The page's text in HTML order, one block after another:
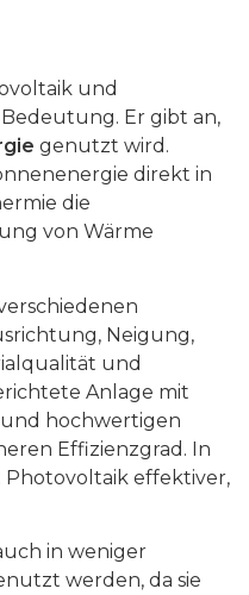
und
Er gibt an,
genutzt wird.
direkt in
die
von Wärme
Neigung,
und
Anlage mit
hochwertigen
Effizienzgrad. In
Photovoltaik effektiver,
in weniger
werden, da sie